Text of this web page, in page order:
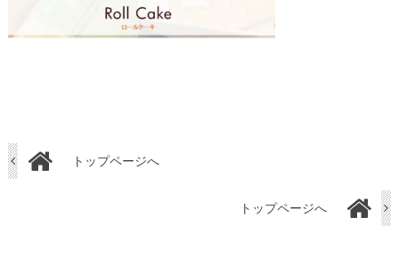
トップページへ
トップページへ